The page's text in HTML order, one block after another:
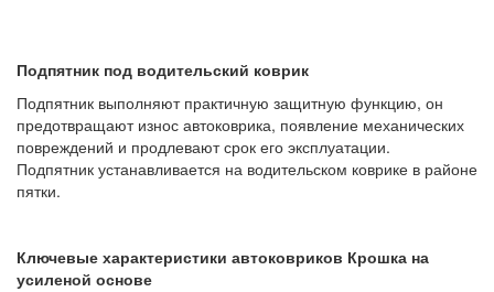
Подпятник под водительский коврик
Подпятник выполняют практичную защитную функцию, он
предотвращают износ автоковрика, появление механических
повреждений и продлевают срок его эксплуатации.
Подпятник устанавливается на водительском коврике в районе
пятки.
Ключевые характеристики автоковриков Крошка на
усиленой основе